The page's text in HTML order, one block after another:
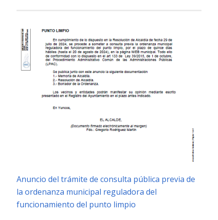
Anuncio del trámite de consulta pública previa de
la ordenanza municipal reguladora del
funcionamiento del punto limpio